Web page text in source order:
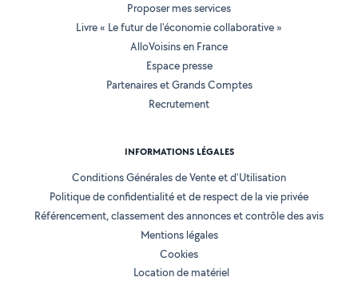
Proposer mes services
Livre « Le futur de l'économie collaborative »
AlloVoisins en France
Espace presse
Partenaires et Grands Comptes
Recrutement
INFORMATIONS LÉGALES
Conditions Générales de Vente et d'Utilisation
Politique de confidentialité et de respect de la vie privée
Référencement, classement des annonces et contrôle des avis
Mentions légales
Cookies
Location de matériel